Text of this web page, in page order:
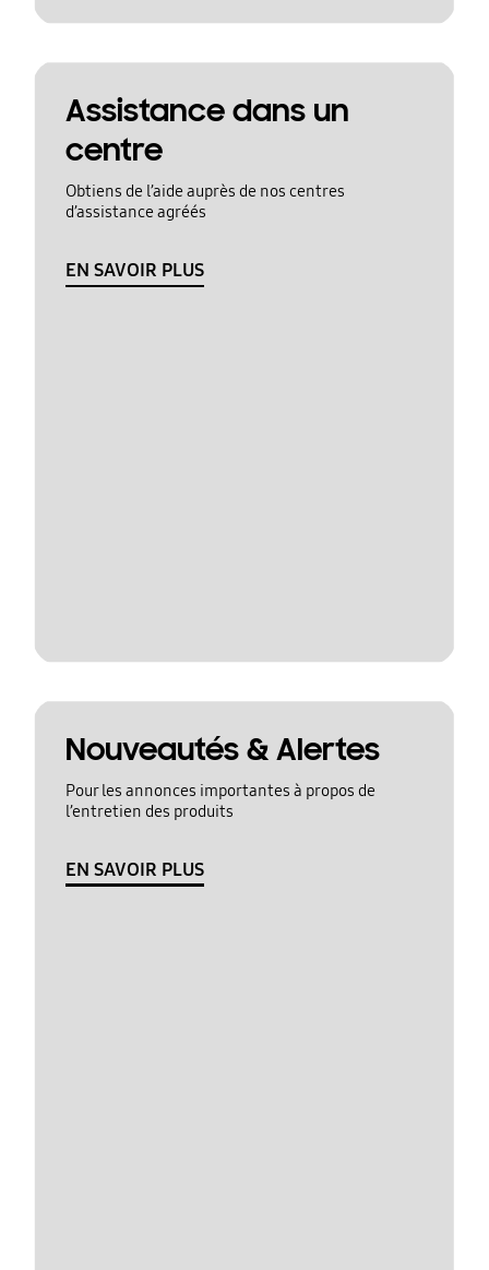
Assistance dans un
centre
Obtiens de l’aide auprès de nos centres
d’assistance agréés
EN SAVOIR PLUS
Nouveautés & Alertes
Pour les annonces importantes à propos de
l’entretien des produits
EN SAVOIR PLUS